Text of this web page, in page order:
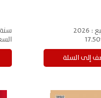
:
2026